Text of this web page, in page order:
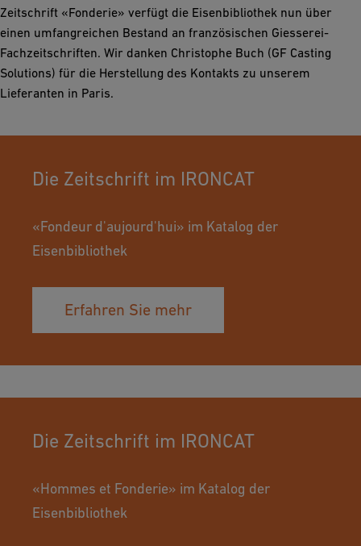
Zeitschrift «Fonderie» verfügt die Eisenbibliothek nun über
einen umfangreichen Bestand an französischen Giesserei-
Fachzeitschriften. Wir danken Christophe Buch (GF Casting
Solutions) für die Herstellung des Kontakts zu unserem
Lieferanten in Paris.
Die Zeitschrift im IRONCAT
«Fondeur d'aujourd'hui» im Katalog der
Eisenbibliothek
Erfahren Sie mehr
Die Zeitschrift im IRONCAT
«Hommes et Fonderie» im Katalog der
Eisenbibliothek